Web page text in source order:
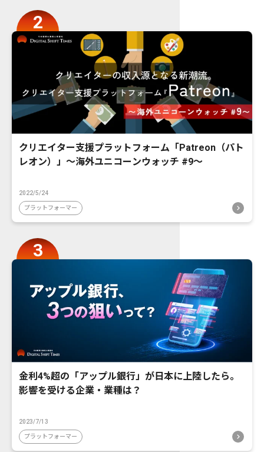
クリエイター支援プラットフォーム「Patreon（パト
レオン）」〜海外ユニコーンウォッチ #9〜
2022/5/24
プラットフォーマー
金利4%超の「アップル銀行」が日本に上陸したら。
影響を受ける企業・業種は？
2023/7/13
プラットフォーマー